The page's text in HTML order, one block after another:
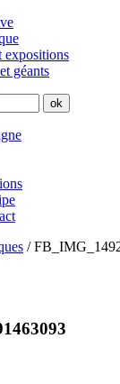
expositions
géants
/